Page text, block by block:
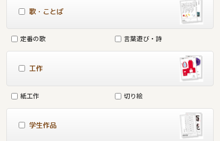
歌・ことば
定番の歌 言葉遊び・詩
工作
紙工作 切り絵
学生作品